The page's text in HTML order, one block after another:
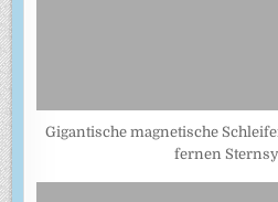
Gigantische magnetische
fernen